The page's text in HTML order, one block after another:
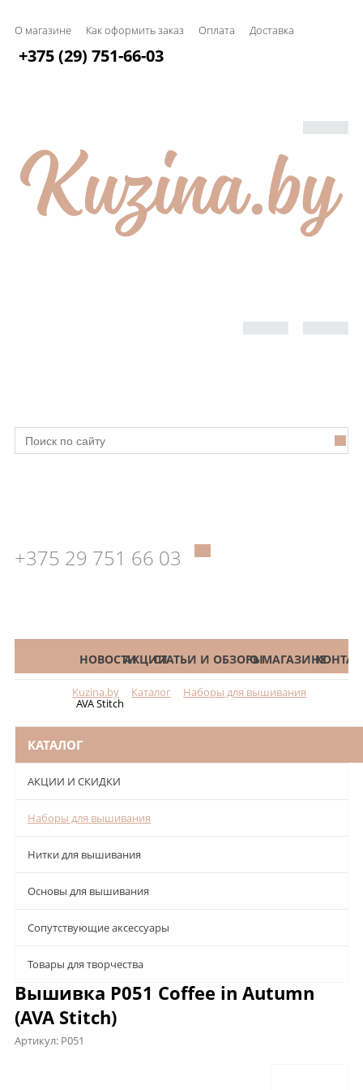
О магазине Как оформить заказ Оплата Доставка
+375 (29) 751-66-03
+375 29 751 66 03
КАТАЛОГНОВОСТИАКЦИИСТАТЬИ И ОБЗОРЫО МАГАЗИНЕ
Kuzina.by Каталог Наборы для вышивания
AVA Stitch
КАТАЛОГ
АКЦИИ И СКИДКИ
Наборы для вышивания
Нитки для вышивания
Основы для вышивания
Сопутствующие аксессуары
Товары для творчества
Вышивка P051 Coffee in Autumn
(AVA Stitch)
Артикул: P051